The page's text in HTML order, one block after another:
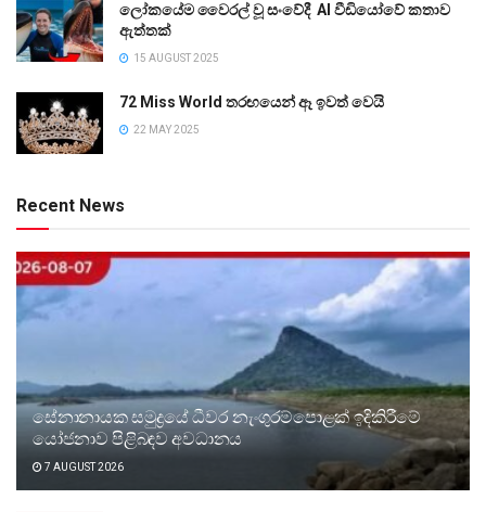
ලෝකයේම වෛරල් වූ සංවේදී AI වීඩියෝවේ කතාව
ඇත්තක්
15 AUGUST 2025
72 Miss World තරඟයෙන් ඈ ඉවත් වෙයි
22 MAY 2025
Recent News
සේනානායක සමුද්‍රයේ ධීවර නැංගුරම්පොළක් ඉදිකිරීමේ
යෝජනාව පිළිබඳව අවධානය
7 AUGUST 2026